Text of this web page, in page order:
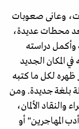
وعانى صعوبات
محطات عديدة،
وأكمل دراسته
المكان الجديد
ظهره لكل ما كتبه
بلغة جديدة. ومن
والنقاد الألمان،
المهاجرين" أو